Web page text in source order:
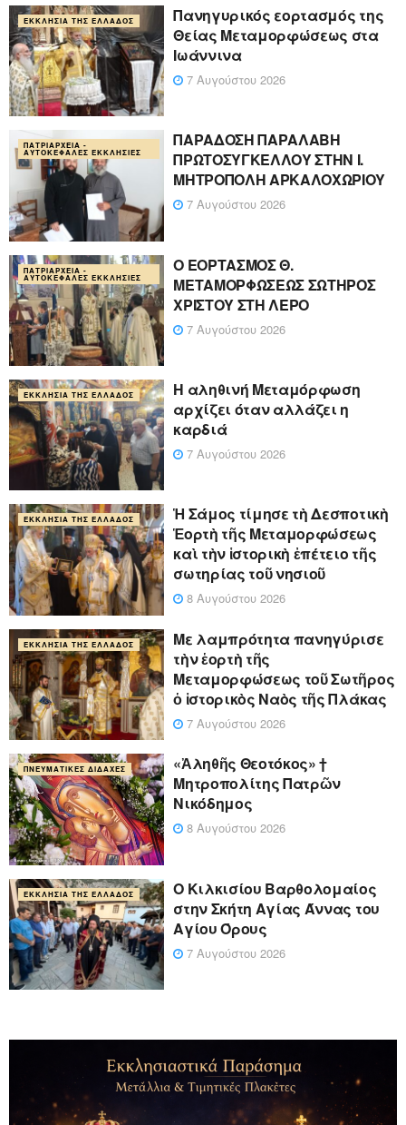
ΕΚΚΛΗΣΊΑ ΤΗΣ ΕΛΛΆΔΟΣ
Πανηγυρικός εορτασμός της
Θείας Μεταμορφώσεως στα
Ιωάννινα
7 Αυγούστου 2026
ΠΑΤΡΙΑΡΧΕΊΑ -
ΑΥΤΟΚΈΦΑΛΕΣ ΕΚΚΛΗΣΊΕΣ
ΠΑΡΑΔΟΣΗ ΠΑΡΑΛΑΒΗ
ΠΡΩΤΟΣΥΓΚΕΛΛΟΥ ΣΤΗΝ Ι.
ΜΗΤΡΟΠΟΛΗ ΑΡΚΑΛΟΧΩΡΙΟΥ
7 Αυγούστου 2026
ΠΑΤΡΙΑΡΧΕΊΑ -
ΑΥΤΟΚΈΦΑΛΕΣ ΕΚΚΛΗΣΊΕΣ
Ο ΕΟΡΤΑΣΜΟΣ Θ.
ΜΕΤΑΜΟΡΦΩΣΕΩΣ ΣΩΤΗΡΟΣ
ΧΡΙΣΤΟΥ ΣΤΗ ΛΕΡΟ
7 Αυγούστου 2026
ΕΚΚΛΗΣΊΑ ΤΗΣ ΕΛΛΆΔΟΣ
Η αληθινή Μεταμόρφωση
αρχίζει όταν αλλάζει η
καρδιά
7 Αυγούστου 2026
ΕΚΚΛΗΣΊΑ ΤΗΣ ΕΛΛΆΔΟΣ
Ἡ Σάμος τίμησε τὴ Δεσποτικὴ
Ἑορτὴ τῆς Μεταμορφώσεως
καὶ τὴν ἱστορικὴ ἐπέτειο τῆς
σωτηρίας τοῦ νησιοῦ
8 Αυγούστου 2026
ΕΚΚΛΗΣΊΑ ΤΗΣ ΕΛΛΆΔΟΣ
Με λαμπρότητα πανηγύρισε
τὴν ἑορτὴ τῆς
Μεταμορφώσεως τοῦ Σωτῆρος
ὁ ἱστορικὸς Ναὸς τῆς Πλάκας
7 Αυγούστου 2026
ΠΝΕΥΜΑΤΙΚΈΣ ΔΙΔΑΧΈΣ
«Ἀληθῆς Θεοτόκος» †
Μητροπολίτης Πατρῶν
Νικόδημος
8 Αυγούστου 2026
ΕΚΚΛΗΣΊΑ ΤΗΣ ΕΛΛΆΔΟΣ
Ο Κιλκισίου Βαρθολομαίος
στην Σκήτη Αγίας Άννας του
Αγίου Όρους
7 Αυγούστου 2026